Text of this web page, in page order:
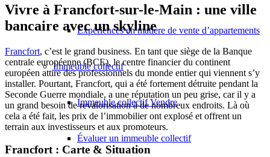
Expériences en matière de vente d’appartements
Immeuble collectif
Immeuble collectif Vendre
Évaluer un immeuble collectif
Vivre à Francfort-sur-le-Main : une ville
bancaire avec un skyline
Francfort, c’est le grand business. En tant que siège de la Banque
centrale européenne (BCE), le centre financier du continent
européen attire des professionnels du monde entier qui viennent s’y
installer. Pourtant, Francfort, qui a été fortement détruite pendant la
Seconde Guerre mondiale, a une réputation un peu grise, car il y a
un grand besoin de revalorisation à de nombreux endroits. Là où
cela a été fait, les prix de l’immobilier ont explosé et offrent un
terrain aux investisseurs et aux promoteurs.
Francfort : Carte & Situation